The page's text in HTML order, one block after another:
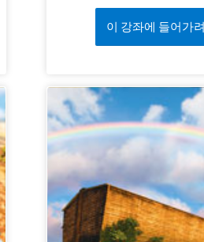
이 강좌에 들어가